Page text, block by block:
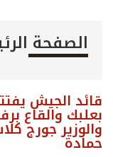
الصفحة
قائد الجيش
بعلبك والقاع
والوزير جورج
حمادة